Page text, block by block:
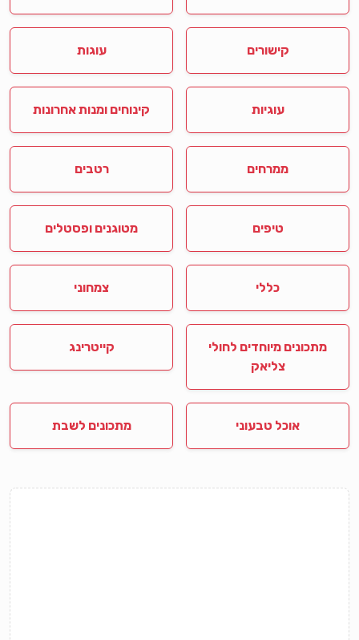
קישורים עוגות
עוגיות קינוחים ומנות אחרונות
ממרחים רטבים
טיפים מטוגנים ופסטלים
כללי צמחוני
מתכונים מיוחדים לחולי
צליאק
קייטרינג
אוכל טבעוני מתכונים לשבת